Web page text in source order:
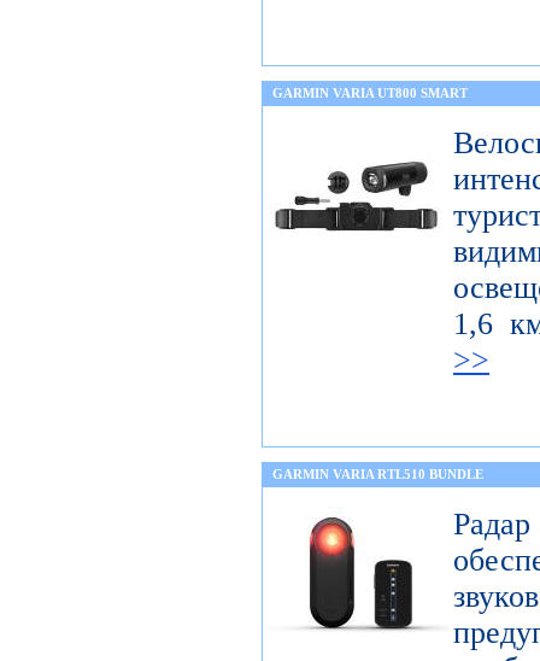
GARMIN VARIA UT800 SMART
1,6
>>
GARMIN VARIA RTL510 BUNDLE